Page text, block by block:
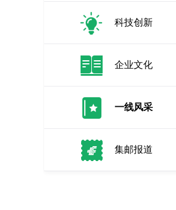
科技创新
企业文化
一线风采
集邮报道